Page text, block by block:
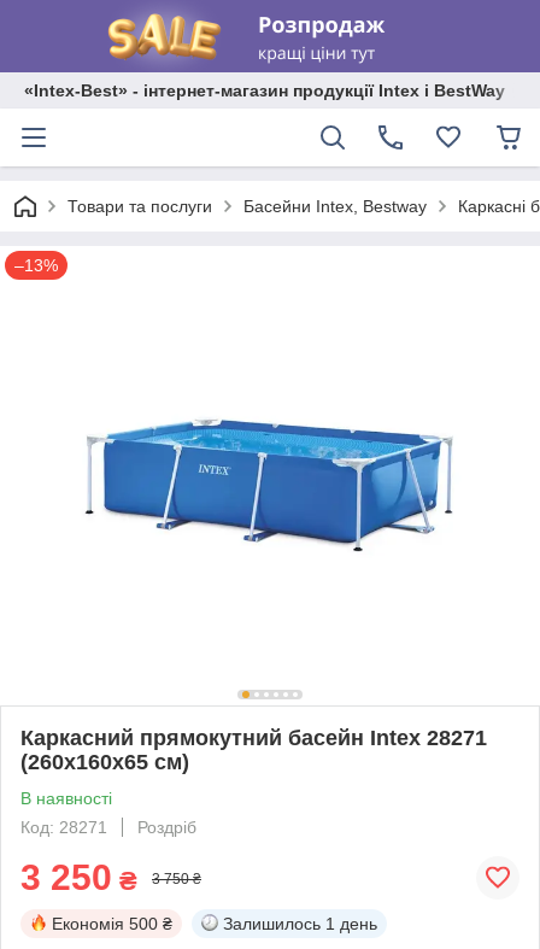
«Intex-Best» - інтернет-магазин продукції Intex і BestWay
Товари та послуги Басейни Intex, Bestway Каркасні
–13%
Каркасний прямокутний басейн Intex 28271
(260х160х65 см)
В наявності
Код: 28271
Роздріб
3 250 ₴ 3 750 ₴
Економія 500 ₴ Залишилось 1 день